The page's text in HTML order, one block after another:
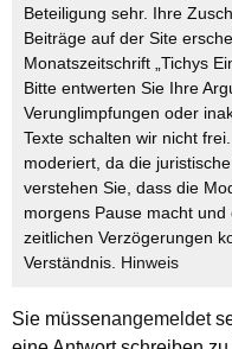
Beteiligung sehr. Ihre
Beiträge auf der Site
Monatszeitschrift „Tichys
Bitte entwerten Sie Ihre
Verunglimpfungen oder
Texte schalten wir nicht
moderiert, da die
verstehen Sie, dass die
morgens Pause macht
zeitlichen Verzögerungen
Verständnis. Hinweis
Sie müssenangemeldet